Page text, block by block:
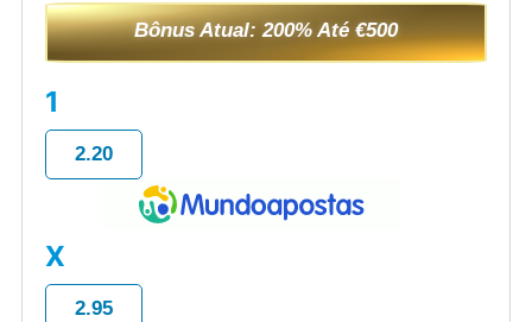
Bônus Atual: 200% Até €500
1
2.20
X
2.95